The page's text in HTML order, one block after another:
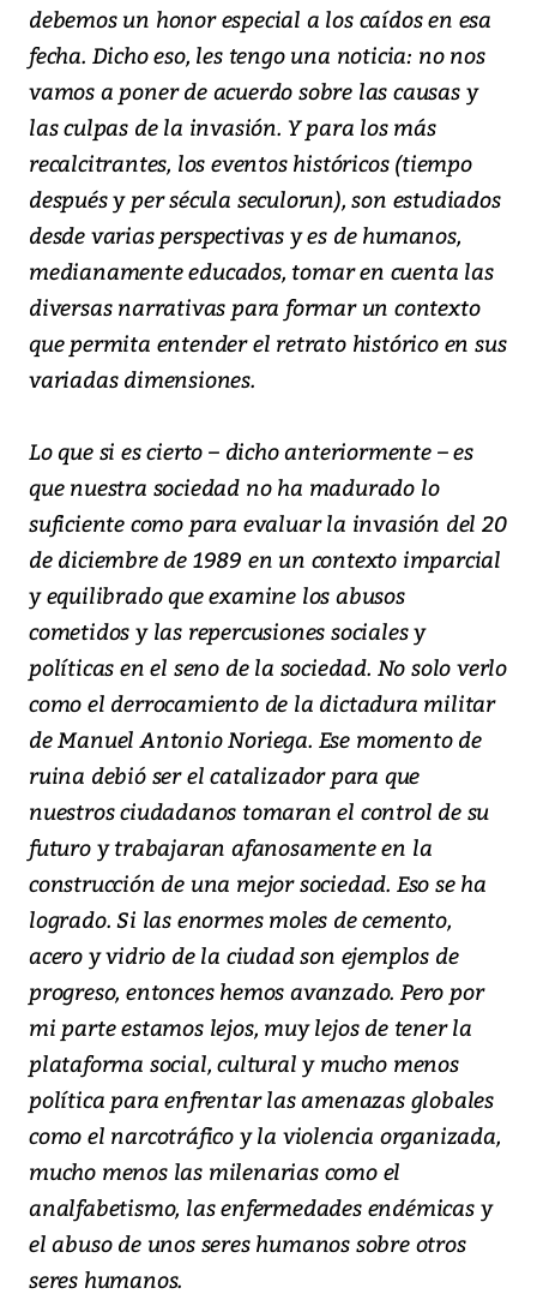
debemos un honor especial a los caídos en esa
fecha. Dicho eso, les tengo una noticia: no nos
vamos a poner de acuerdo sobre las causas y
las culpas de la invasión. Y para los más
recalcitrantes, los eventos históricos (tiempo
después y per sécula seculorun), son estudiados
desde varias perspectivas y es de humanos,
medianamente educados, tomar en cuenta las
diversas narrativas para formar un contexto
que permita entender el retrato histórico en sus
variadas dimensiones.
Lo que si es cierto – dicho anteriormente – es
que nuestra sociedad no ha madurado lo
suficiente como para evaluar la invasión del 20
de diciembre de 1989 en un contexto imparcial
y equilibrado que examine los abusos
cometidos y las repercusiones sociales y
políticas en el seno de la sociedad. No solo verlo
como el derrocamiento de la dictadura militar
de Manuel Antonio Noriega. Ese momento de
ruina debió ser el catalizador para que
nuestros ciudadanos tomaran el control de su
futuro y trabajaran afanosamente en la
construcción de una mejor sociedad. Eso se ha
logrado. Si las enormes moles de cemento,
acero y vidrio de la ciudad son ejemplos de
progreso, entonces hemos avanzado. Pero por
mi parte estamos lejos, muy lejos de tener la
plataforma social, cultural y mucho menos
política para enfrentar las amenazas globales
como el narcotráfico y la violencia organizada,
mucho menos las milenarias como el
analfabetismo, las enfermedades endémicas y
el abuso de unos seres humanos sobre otros
seres humanos.